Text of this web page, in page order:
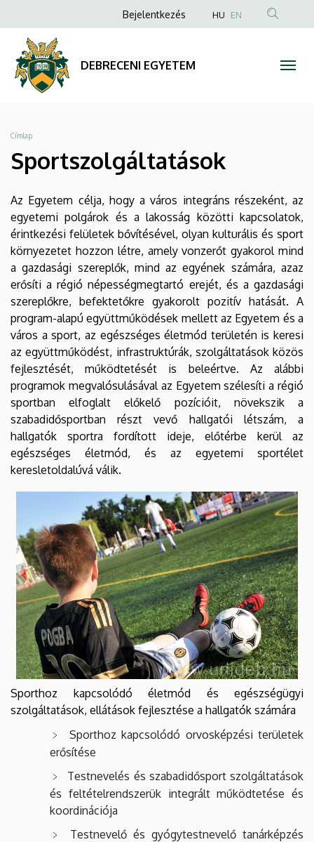
Sportszolgáltatások
DEBRECENI
EGYETEM
a
tartalomra
Anonim
menüje
Bejelentkezés HU EN
DEBRECENI EGYETEM
Morzsa
Címlap
Sportszolgáltatások
Az Egyetem célja, hogy a város integráns részeként, az
egyetemi polgárok és a lakosság közötti kapcsolatok,
érintkezési felületek bővítésével, olyan kulturális és sport
környezetet hozzon létre, amely vonzerőt gyakorol mind
a gazdasági szereplők, mind az egyének számára, azaz
erősíti a régió népességmegtartó erejét, és a gazdasági
szereplőkre, befektetőkre gyakorolt pozitív hatását. A
program-alapú együttműködések mellett az Egyetem és a
város a sport, az egészséges életmód területén is keresi
az együttműködést, infrastruktúrák, szolgáltatások közös
fejlesztését, működtetését is beleértve. Az alábbi
programok megvalósulásával az Egyetem szélesíti a régió
sportban elfoglalt előkelő pozícióit, növekszik a
szabadidősportban részt vevő hallgatói létszám, a
hallgatók sportra fordított ideje, előtérbe kerül az
egészséges életmód, és az egyetemi sportélet
keresletoldalúvá válik.
Sporthoz kapcsolódó életmód és egészségügyi
szolgáltatások, ellátások fejlesztése a hallgatók számára
Sporthoz kapcsolódó orvosképzési területek
erősítése
Testnevelés és szabadidősport szolgáltatások
és feltételrendszerük integrált működtetése és
koordinációja
Testnevelő és gyógytestnevelő tanárképzés